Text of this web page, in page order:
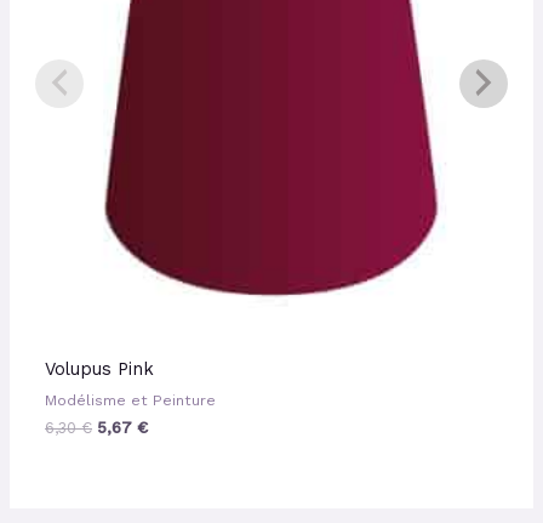
Volupus Pink
Modélisme et Peinture
6,30€ 5,67€